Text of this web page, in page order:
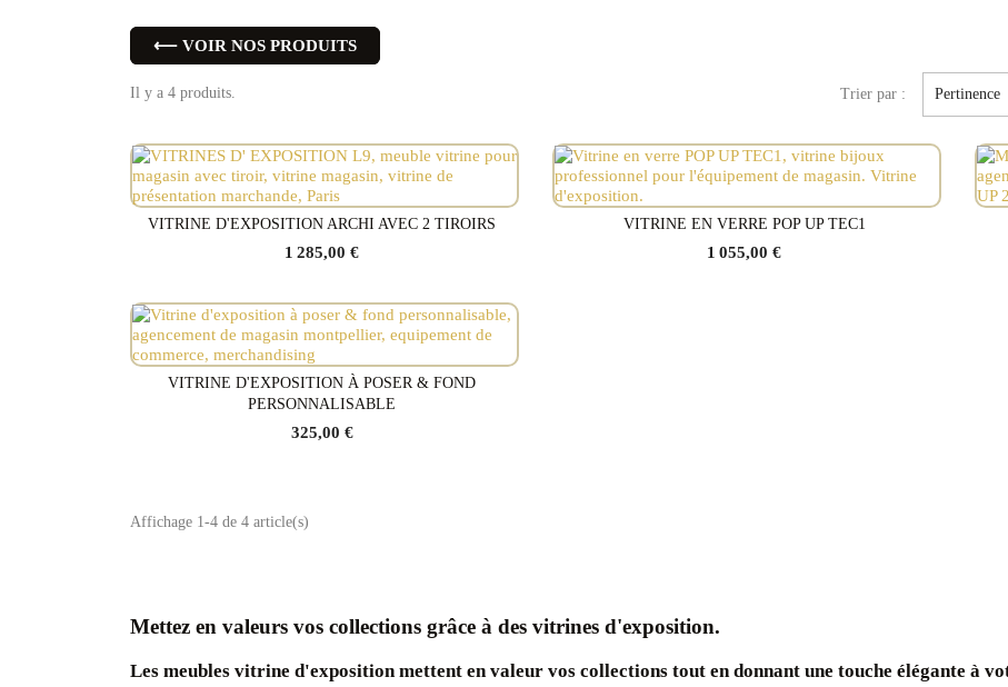
⟵ VOIR NOS PRODUITS
Il y a 4 produits. Trier par : Pertinence
Voir le produit
VITRINE D'EXPOSITION ARCHI AVEC 2 TIROIRS
1 285,00 €
Voir le produit
VITRINE EN VERRE POP UP TEC1
1 055,00 €
Voir le produit
VITRINE D'EXPOSITION À POSER & FOND
PERSONNALISABLE
325,00 €
Affichage 1-4 de 4 article(s)
Mettez en valeurs vos collections grâce à des vitrines d'exposition.
Les meubles vitrine d'exposition mettent en valeur vos collections tout en donnant une touche élégante à